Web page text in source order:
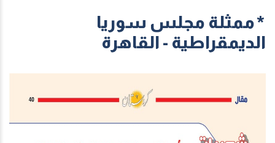
*ممثلة مجلس سوريا
الديمقراطية - القاهرة